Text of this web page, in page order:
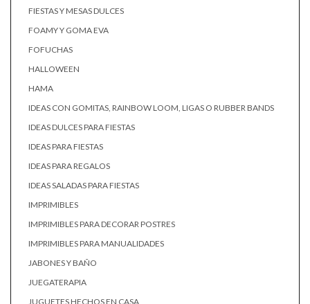
FIESTAS Y MESAS DULCES
FOAMY Y GOMA EVA
FOFUCHAS
HALLOWEEN
HAMA
IDEAS CON GOMITAS, RAINBOW LOOM, LIGAS O RUBBER BANDS
IDEAS DULCES PARA FIESTAS
IDEAS PARA FIESTAS
IDEAS PARA REGALOS
IDEAS SALADAS PARA FIESTAS
IMPRIMIBLES
IMPRIMIBLES PARA DECORAR POSTRES
IMPRIMIBLES PARA MANUALIDADES
JABONES Y BAÑO
JUEGATERAPIA
JUGUETES HECHOS EN CASA